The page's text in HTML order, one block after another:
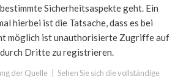
Sicherheitsaspekte geht. Ein
hierbei ist die Tatsache, dass es bei
möglich ist unauthorisierte Zugriffe auf
Dritte zu registrieren.
der Quelle Sehen Sie sich die vollständige